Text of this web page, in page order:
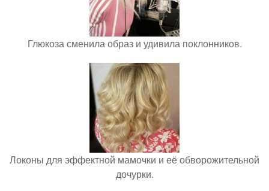
Глюкоза сменила образ и удивила поклонников.
Локоны для эффектной мамочки и её обворожительной
дочурки.